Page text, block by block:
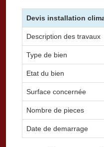
Devis installation
Description des travaux
Type de bien
Etat du bien
Surface concernée
Nombre de pieces
Date de demarrage